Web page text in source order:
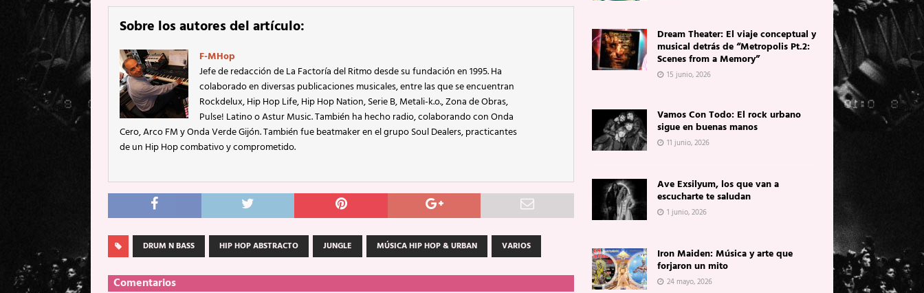
Sobre los autores del artículo:
F-MHop
Jefe de redacción de La Factoría del Ritmo desde su fundación en 1995. Ha
colaborado en diversas publicaciones musicales, entre las que se encuentran
Rockdelux, Hip Hop Life, Hip Hop Nation, Serie B, Metali-k.o., Zona de Obras,
Pulse! Latino o Astur Music. También ha hecho radio, colaborando con Onda
Cero, Arco FM y Onda Verde Gijón. También fue beatmaker en el grupo Soul Dealers, practicantes
de un Hip Hop combativo y comprometido.
DRUM N BASS HIP HOP ABSTRACTO JUNGLE MÚSICA HIP HOP & URBAN VARIOS
Comentarios
Dream Theater: El viaje conceptual y
musical detrás de “Metropolis Pt.2:
Scenes from a Memory”
15 junio, 2026
Vamos Con Todo: El rock urbano
sigue en buenas manos
11 junio, 2026
Ave Exsilyum, los que van a
escucharte te saludan
1 junio, 2026
Iron Maiden: Música y arte que
forjaron un mito
24 mayo, 2026